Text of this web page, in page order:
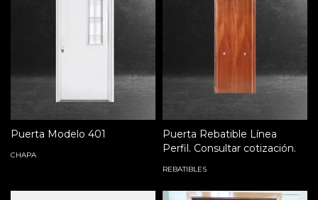
Puerta Modelo 401
CHAPA
Puerta Rebatible Línea
Perfil. Consultar cotización.
REBATIBLES